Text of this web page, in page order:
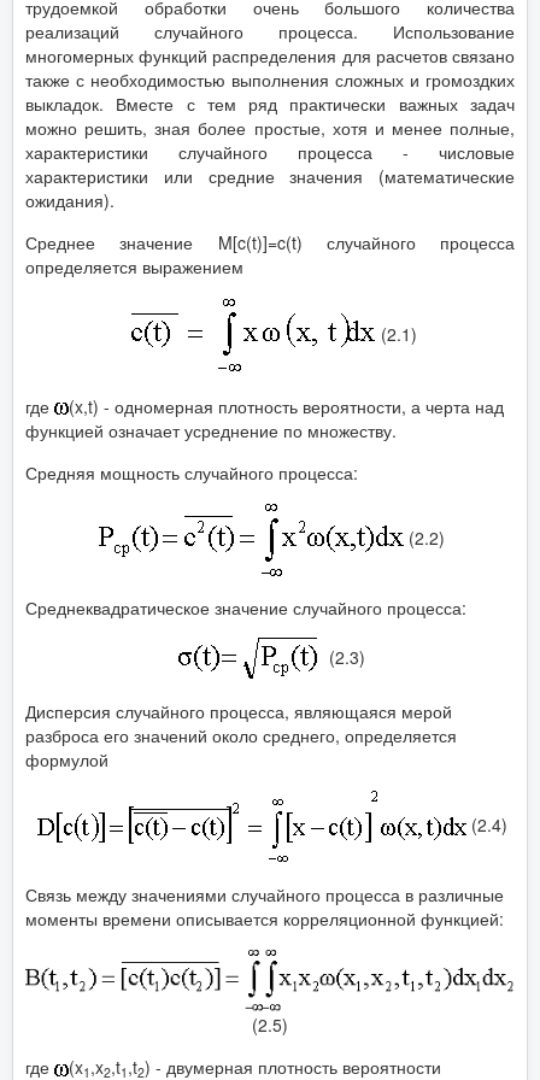
трудоемкой обработки очень большого количества
реализаций случайного процесса. Использование
многомерных функций распределения для расчетов связано
также с необходимостью выполнения сложных и громоздких
выкладок. Вместе с тем ряд практически важных задач
можно решить, зная более простые, хотя и менее полные,
характеристики случайного процесса - числовые
характеристики или средние значения (математические
ожидания).
Среднее значение M[c(t)]=c(t) случайного процесса
определяется выражением
(2.1)
где
(x,t) - одномерная плотность вероятности, а черта над
функцией означает усреднение по множеству.
Средняя мощность случайного процесса:
(2.2)
Среднеквадратическое значение случайного процесса:
(2.3)
Дисперсия случайного процесса, являющаяся мерой
разброса его значений около среднего, определяется
формулой
(2.4)
Связь между значениями случайного процесса в различные
моменты времени описывается корреляционной функцией:
(2.5)
где
(x1 ,x2,t1 ,t2) - двумерная плотность вероятности